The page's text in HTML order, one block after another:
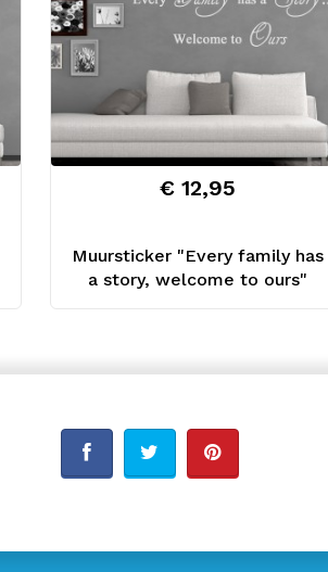
Muursticker "Every family has
a story, welcome to ours"
€ 12,95